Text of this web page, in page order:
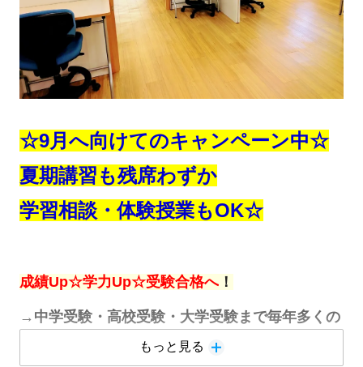
☆9月へ向けてのキャンペーン中☆
夏期講習も残席わずか
学習相談・体験授業もOK☆
成績Up☆学力Up☆受験合格へ！
→中学受験・高校受験・大学受験まで毎年多くの
もっと見る